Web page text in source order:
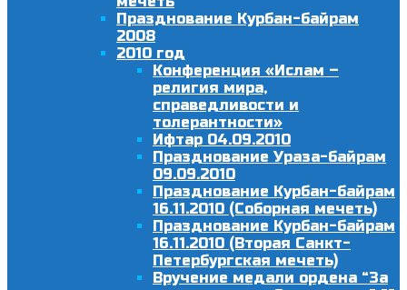
Празднование Курбан-байрам
2008
2010 год
Конференция «Ислам –
религия мира,
справедливости и
толерантности»
Ифтар 04.09.2010
Празднование Ураза-байрам
09.09.2010
Празднование Курбан-байрам
16.11.2010 (Соборная мечеть)
Празднование Курбан-байрам
16.11.2010 (Вторая Санкт-
Петербургская мечеть)
Вручение медали ордена “За